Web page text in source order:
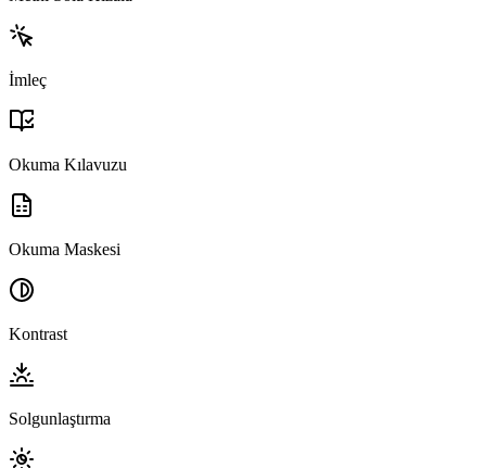
İmleç
Okuma Kılavuzu
Okuma Maskesi
Kontrast
Solgunlaştırma